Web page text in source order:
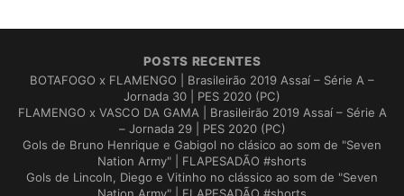
POSTS RECENTES
BOTAFOGO x FLAMENGO | Brasileirão 2019 Assaí – Série A –
Jornada 30 | PES 2020 (PC)
FLAMENGO x VASCO DA GAMA | Brasileirão 2019 Assaí – Série A
– Jornada 29 | PES 2020 (PC)
Gols de Bruno Henrique e Gabigol no clásico ao som de "Seven
Nation Army" | FLAPESADÃO #shorts
Gols de Lincoln, Diego e Vitinho no clássico ao som de "Seven